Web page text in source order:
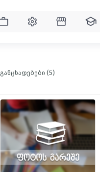
განცხადებები (5)